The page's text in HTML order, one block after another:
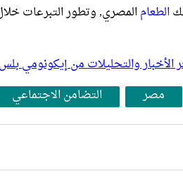
الطعام
الأخبار والتحليلات من إيكونومي
التضامن الاجتماعي مصر